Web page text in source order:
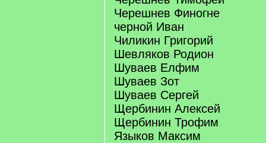
Черешнев Финогне
черной Иван
Чиликин Григорий
Шевляков Родион
Шуваев Елфим
Шуваев Зот
Шуваев Сергей
Щербинин Алексей
Щербинин Трофим
Языков Максим